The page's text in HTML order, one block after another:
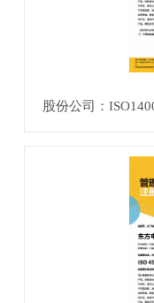
股份公司：